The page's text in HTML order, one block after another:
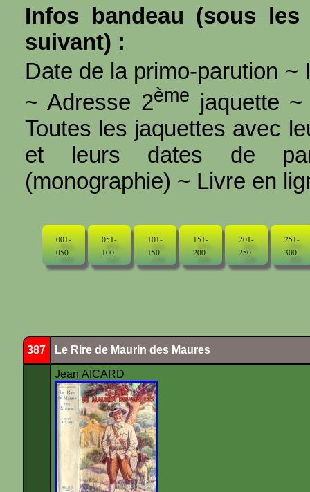
Infos bandeau (sous
suivant) :
Date de la primo-parution ~
~ Adresse 2ème jaquette
Toutes les jaquettes avec
et leurs dates de
(monographie) ~ Livre en
001-
050
051-
100
101-
150
151-
200
201-
250
251-
300
387 Le Rire de Maurin des Maures
Jean AICARD